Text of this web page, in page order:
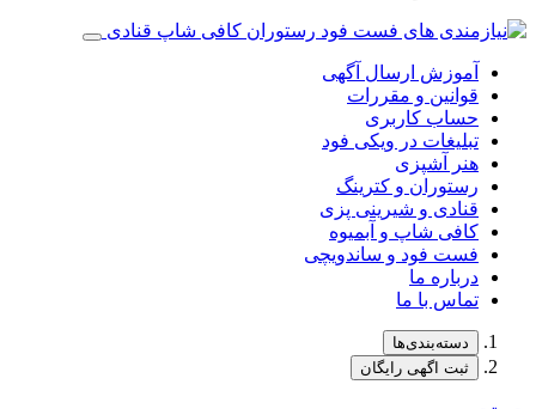
آموزش ارسال آگهی
قوانین و مقررات
حساب کاربری
تبلیغات در ویکی فود
هنر آشپزی
رستوران و کترینگ
قنادی و شیرینی پزی
کافی شاپ و آبمیوه
فست فود و ساندویچی
درباره ما
تماس با ما
دسته‌بندی‌ها
ثبت اگهی رایگان